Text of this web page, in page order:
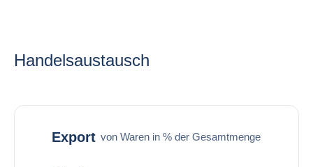
Handelsaustausch
Export von Waren in % der Gesamtmenge